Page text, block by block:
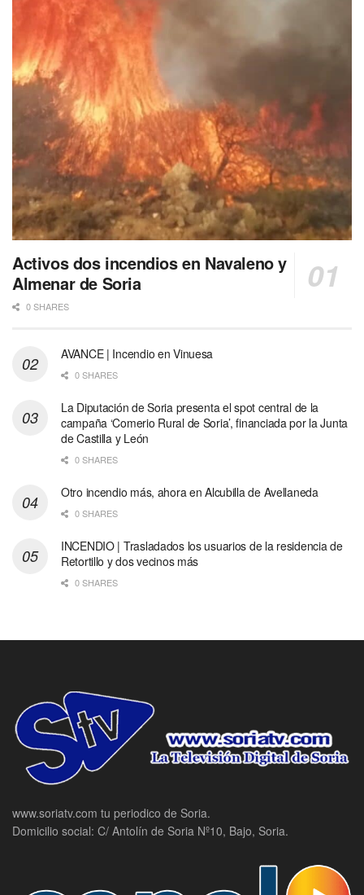
Activos dos incendios en Navaleno y
Almenar de Soria
0 SHARES
AVANCE | Incendio en Vinuesa
0 SHARES
La Diputación de Soria presenta el spot central de la
campaña ‘Comerio Rural de Soria’, financiada por la Junta
de Castilla y León
0 SHARES
Otro incendio más, ahora en Alcubilla de Avellaneda
0 SHARES
INCENDIO | Trasladados los usuarios de la residencia de
Retortillo y dos vecinos más
0 SHARES
www.soriatv.com tu periodico de Soria.
Domicilio social: C/ Antolín de Soria Nº10, Bajo, Soria.